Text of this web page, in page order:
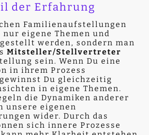
der Erfahrung
Familienaufstellungen
eigene Themen und
werden, sondern man
Mitsteller/Stellvertreter
sein. Wenn Du eine
in ihrem Prozess
Du gleichzeitig
in eigene Themen.
die Dynamiken anderer
unsere eigenen
wider. Durch das
sich innere Prozesse